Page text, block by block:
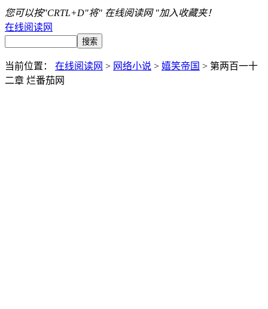
您可以按"CRTL+D"将" 在线阅读网 "加入收藏夹！
在线阅读网
当前位置： 在线阅读网 > 网络小说 > 嬉笑帝国 > 第两百一十
二章 烂番茄网